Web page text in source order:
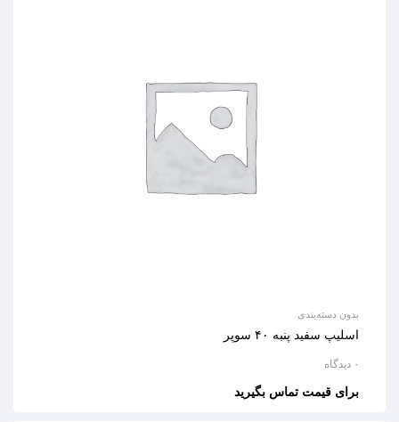
بدون دسته‌بندی
اسلیپ سفید پنبه ۴۰ سوپر
۰ دیدگاه
برای قیمت تماس بگیرید